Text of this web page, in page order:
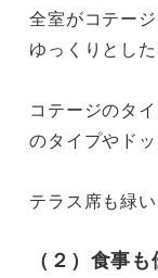
全室がコテー
ゆっくりとし
コテージのタ
のタイプやド
テラス席も緑
（２）食事